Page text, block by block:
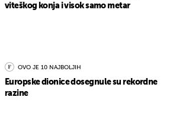
viteškog konja i visok samo metar
OVO JE 10 NAJBOLJIH
Europske dionice dosegnule su rekordne
razine